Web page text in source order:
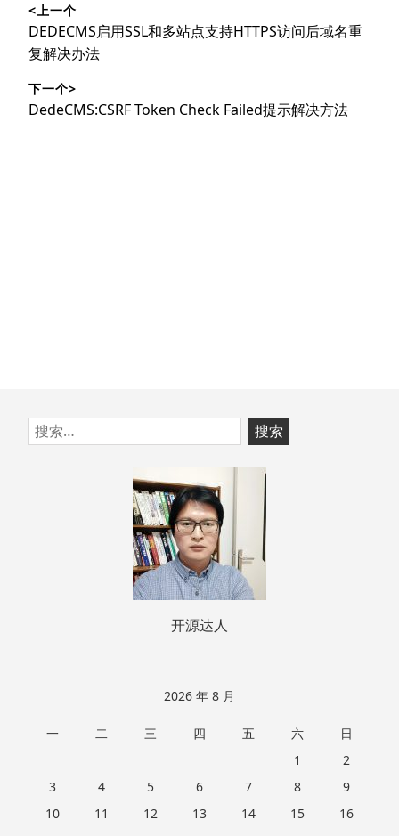
章
导
航
<上一个
上
篇
章：
DEDECMS启用SSL和多站点支持HTTPS访问后域名重
复解决办法
下一个>
下
DedeCMS:CSRF Token Check Failed提示解决方法
跳
至
搜
索：
开源达人
2026 年 8 月
一 二 三 四 五 六
日
1
2
3
4 5 6 7 8
9
10
11 12 13 14 15
16